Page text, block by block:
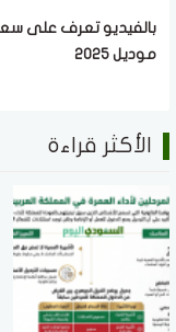
موديل 2025
الأكثر قراءة